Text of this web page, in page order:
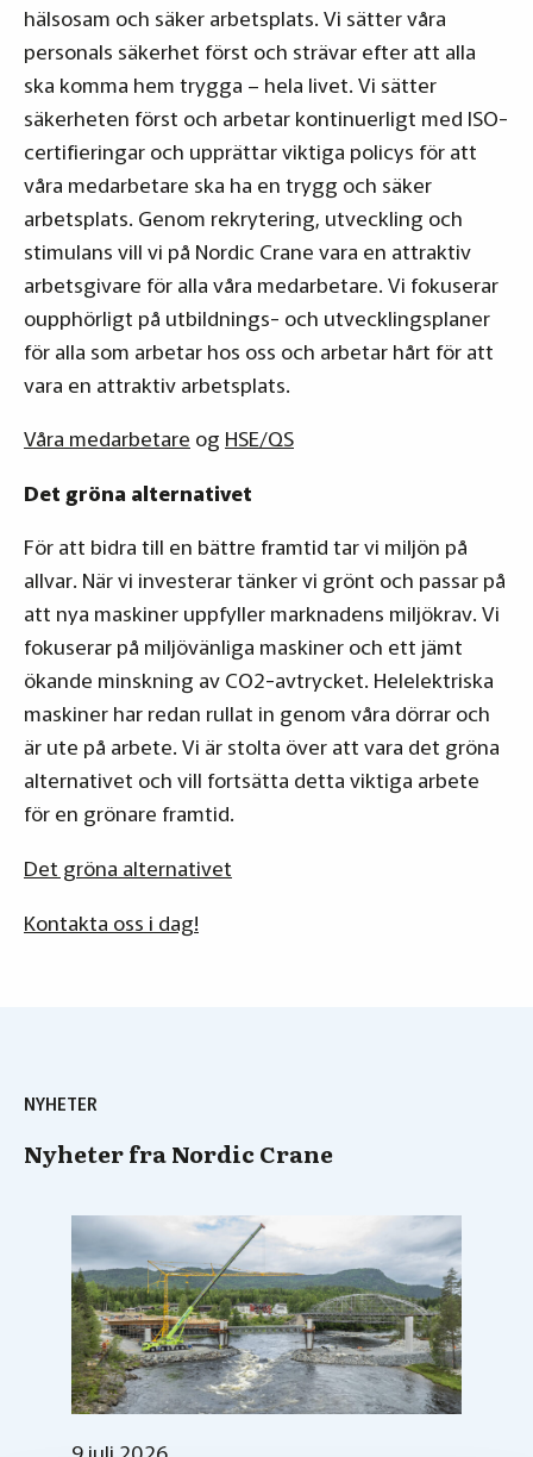
hälsosam och säker arbetsplats. Vi sätter våra
personals säkerhet först och strävar efter att alla
ska komma hem trygga – hela livet. Vi sätter
säkerheten först och arbetar kontinuerligt med ISO-
certifieringar och upprättar viktiga policys för att
våra medarbetare ska ha en trygg och säker
arbetsplats. Genom rekrytering, utveckling och
stimulans vill vi på Nordic Crane vara en attraktiv
arbetsgivare för alla våra medarbetare. Vi fokuserar
oupphörligt på utbildnings- och utvecklingsplaner
för alla som arbetar hos oss och arbetar hårt för att
vara en attraktiv arbetsplats.
Våra medarbetare og HSE/QS
Det gröna alternativet
För att bidra till en bättre framtid tar vi miljön på
allvar. När vi investerar tänker vi grönt och passar på
att nya maskiner uppfyller marknadens miljökrav. Vi
fokuserar på miljövänliga maskiner och ett jämt
ökande minskning av CO2-avtrycket. Helelektriska
maskiner har redan rullat in genom våra dörrar och
är ute på arbete. Vi är stolta över att vara det gröna
alternativet och vill fortsätta detta viktiga arbete
för en grönare framtid.
Det gröna alternativet
Kontakta oss i dag!
NYHETER
Nyheter fra Nordic Crane